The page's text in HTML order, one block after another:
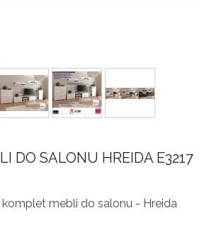
DO SALONU HREIDA E3217
komplet mebli do salonu - Hreida